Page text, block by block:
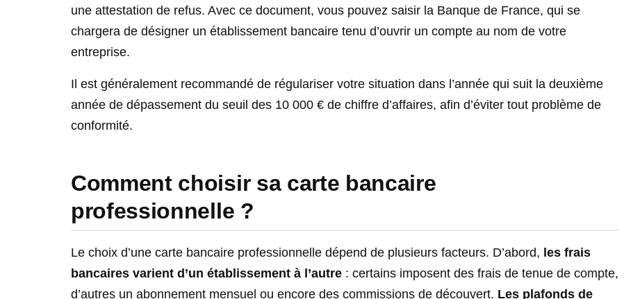
une attestation de refus. Avec ce document, vous pouvez saisir la Banque de France, qui se
chargera de désigner un établissement bancaire tenu d’ouvrir un compte au nom de votre
entreprise.
Il est généralement recommandé de régulariser votre situation dans l’année qui suit la deuxième
année de dépassement du seuil des 10 000 € de chiffre d’affaires, afin d’éviter tout problème de
conformité.
Comment choisir sa carte bancaire
professionnelle ?
Le choix d’une carte bancaire professionnelle dépend de plusieurs facteurs. D’abord, les frais
bancaires varient d’un établissement à l’autre : certains imposent des frais de tenue de compte,
d’autres un abonnement mensuel ou encore des commissions de découvert. Les plafonds de